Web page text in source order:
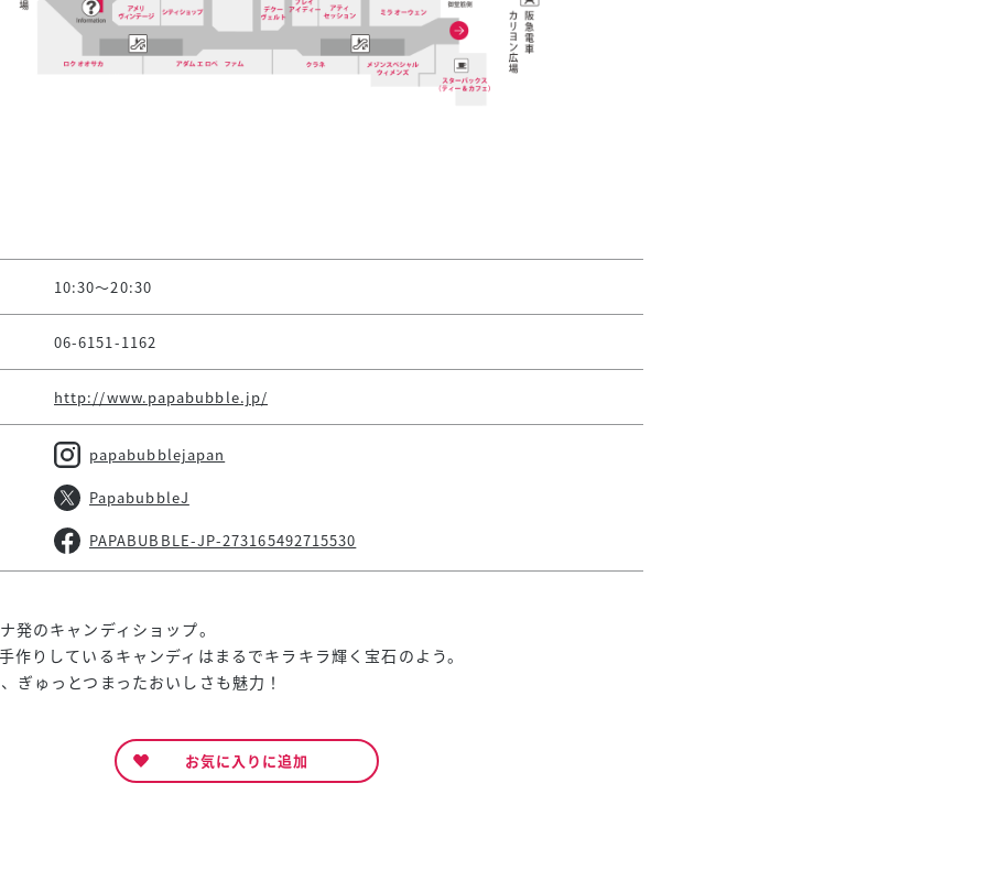
10:30～20:30
06-6151-1162
http://www.papabubble.jp/
papabubblejapan
PapabubbleJ
PAPABUBBLE-JP-273165492715530
のキャンディショップ。
作りしているキャンディはまるでキラキラ輝く宝石のよう。
ぎゅっとつまったおいしさも魅力！
お気に入りに追加